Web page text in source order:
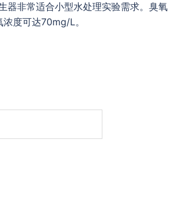
器非常适合小型水处理实验需求。臭氧
度可达70mg/L。